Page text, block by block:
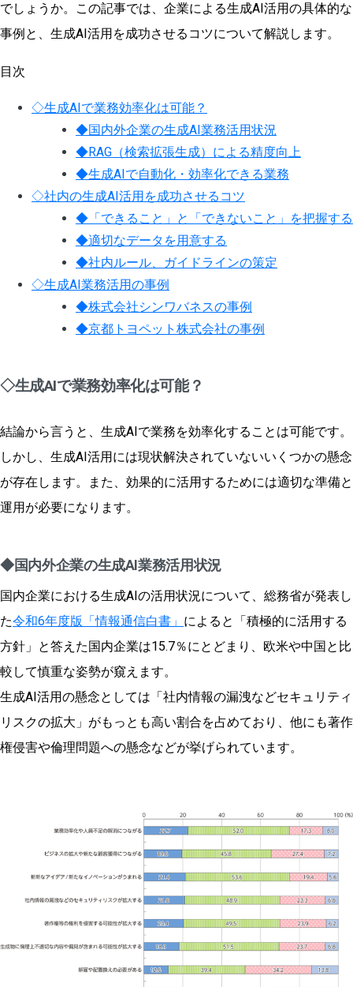
でしょうか。この記事では、企業による生成AI活用の具体的な
事例と、生成AI活用を成功させるコツについて解説します。
目次
◇生成AIで業務効率化は可能？
◆国内外企業の生成AI業務活用状況
◆RAG（検索拡張生成）による精度向上
◆生成AIで自動化・効率化できる業務
◇社内の生成AI活用を成功させるコツ
◆「できること」と「できないこと」を把握する
◆適切なデータを用意する
◆社内ルール、ガイドラインの策定
◇生成AI業務活用の事例
◆株式会社シンワバネスの事例
◆京都トヨペット株式会社の事例
◇生成AIで業務効率化は可能？
結論から言うと、生成AIで業務を効率化することは可能です。
しかし、生成AI活用には現状解決されていないいくつかの懸念
が存在します。また、効果的に活用するためには適切な準備と
運用が必要になります。
◆国内外企業の生成AI業務活用状況
国内企業における生成AIの活用状況について、総務省が発表し
た令和6年度版「情報通信白書」 によると「積極的に活用する
方針」と答えた国内企業は15.7％にとどまり、欧米や中国と比
較して慎重な姿勢が窺えます。
生成AI活用の懸念としては「社内情報の漏洩などセキュリティ
リスクの拡大」がもっとも高い割合を占めており、他にも著作
権侵害や倫理問題への懸念などが挙げられています。